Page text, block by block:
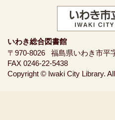
いわき総合図書館
〒970-8026
福島県いわき市平
FAX 0246-22-5438
Copyright © Iwaki City Library.